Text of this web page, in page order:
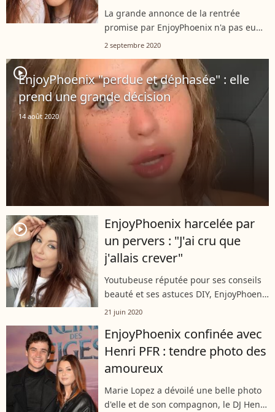
La grande annonce de la rentrée
promise par EnjoyPhoenix n'a pas eu
l'effet escompté. Mardi 1er septembre
ses fans en ne présentant qu'un petit...
2 septembre 2020
player2
EnjoyPhoenix "perdue et déphasée" : elle
prend une grande décision
14 août 2020
player2
EnjoyPhoenix harcelée par
un pervers : "J'ai cru que
j'allais crever"
Youtubeuse réputée pour ses conseils
beauté et ses astuces DIY, EnjoyPhoenix
a décidé de révéler un énorme secret à
souvenir de cette douloureuse...
21 juin 2020
EnjoyPhoenix confinée avec
Henri PFR : tendre photo des
amoureux
Marie Lopez a dévoilé une belle photo
d'elle et de son compagnon, le DJ Henri